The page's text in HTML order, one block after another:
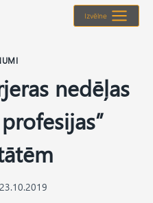
Izvēlne
nedēļas
23.10.2019